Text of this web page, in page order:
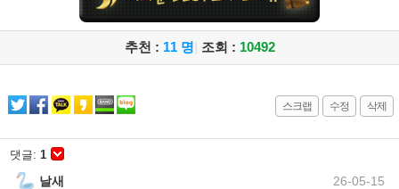
추천 : 11 명 조회 : 10492
스크랩 수정 삭제
댓글: 1
날새
26-05-15